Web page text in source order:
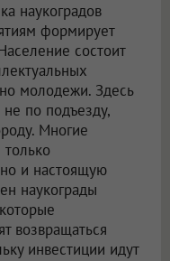
наукоградов
формирует
состоит
молодежи. Здесь
по подъезду,
Многие
только
и настоящую
наукограды
возвращаться
инвестиции идут